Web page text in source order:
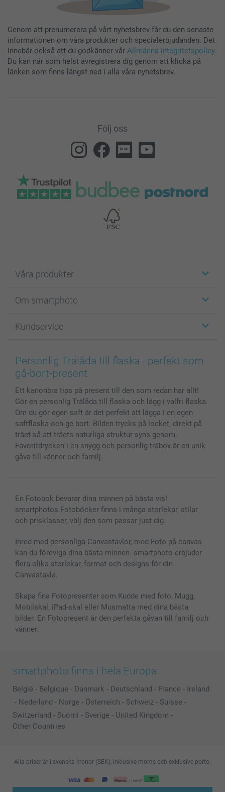
Genom att prenumerera på vårt nyhetsbrev får du den senaste
informationen om våra produkter och specialerbjudanden. Det
innebär också att du godkänner vår Allmänna integritetspolicy.
Du kan när som helst avregistrera dig genom att klicka på
länken som finns längst ned i alla våra nyhetsbrev.
Följ oss
Våra produkter
Fotokort
Fotoböcker
Bilder, Fotoförstoring & Fotohäften
Skal till Mobil & Surfplatta
Fotoalmanackor & Fotoagenda
Fotoramar & Tillbehör
Presentkort
Alla fotoprodukter
Om smartphoto
För affiliates
Cookie Policy
Sitemap
Investor Relations
Kundservice
smartgaranti
smartbonus
Status på beställningar
Personlig Trälåda till flaska - perfekt som
gå-bort-present
Ett kanonbra tips på present till den som redan har allt!
Gör en personlig Trälåda till flaska och lägg i valfri flaska.
Om du gör egen saft är det perfekt att lägga i en egen
saftflaska och ge bort. Bilden trycks på locket, direkt på
träet så att träets naturliga struktur syns genom.
Favoritdrycken i en snygg och personlig träbox är en unik
gåva till vänner och familj.
En Fotobok bevarar dina minnen på bästa vis!
smartphotos Fotoböcker finns i många storlekar, stilar
och prisklasser, välj den som passar just dig.
Inred med personliga Canvastavlor, med Foto på canvas
kan du föreviga dina bästa minnen. smartphoto erbjuder
flera olika storlekar, format och designs för din
Canvastavla.
Skapa fina Fotopresenter som Kudde med foto, Mugg,
Mobilskal, iPad-skal eller Musmatta med dina bästa
bilder. En Fotopresent är den perfekta gåvan till familj och
vänner.
smartphoto finns i hela Europa
België - Belgique - Danmark - Deutschland - France - Ireland
- Nederland - Norge - Österreich - Schweiz - Suisse -
Switzerland - Suomi - Sverige - United Kingdom -
Other Countries
Alla priser är i svenska kronor (SEK), inklusive moms och exklusive porto.